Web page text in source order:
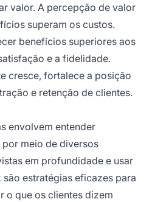
valor. A percepção de valor
superam os custos.
benefícios superiores aos
e a fidelidade.
cresce, fortalece a posição
e retenção de clientes.
envolvem entender
meio de diversos
em profundidade e usar
estratégias eficazes para
o que os clientes dizem